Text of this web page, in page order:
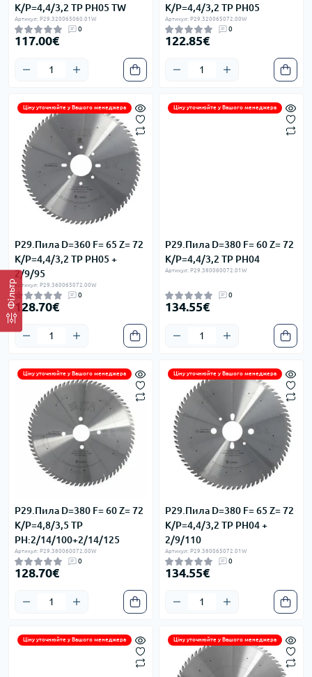
Фільтр
K/P=4,4/3,2 TP PH05 TW
Артикул: P29.320065060.01W
0
117.00€
K/P=4,4/3,2 TP PH05
Артикул: P29.320065072.00W
0
122.85€
Ціну уточнюйте у Вашого менеджера
P29.Пила D=360 F= 65 Z= 72
K/P=4,4/3,2 TP PH05 +
2/9/95
Артикул: P29.360065072.00W
0
128.70€
Ціну уточнюйте у Вашого менеджера
P29.Пила D=380 F= 60 Z= 72
K/P=4,4/3,2 TP PH04
Артикул: P29.380060072.01W
0
134.55€
Ціну уточнюйте у Вашого менеджера
P29.Пила D=380 F= 60 Z= 72
K/P=4,8/3,5 TP
PH:2/14/100+2/14/125
Артикул: P29.380060072.00W
0
128.70€
Ціну уточнюйте у Вашого менеджера
P29.Пила D=380 F= 65 Z= 72
K/P=4,4/3,2 TP PH04 +
2/9/110
Артикул: P29.380065072.01W
0
134.55€
Ціну уточнюйте у Вашого менеджера Ціну уточнюйте у Вашого менеджера